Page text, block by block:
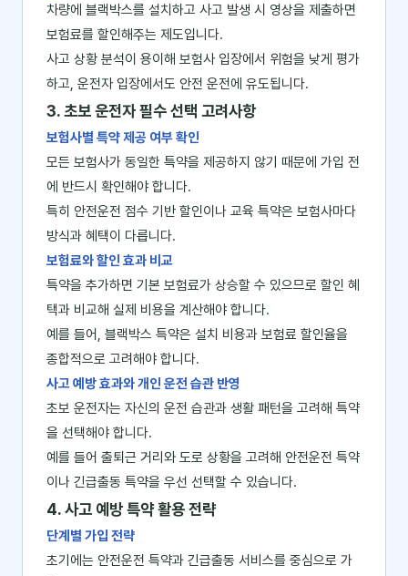
차량에 블랙박스를 설치하고 사고 발생 시 영상을 제출하면
보험료를 할인해주는 제도입니다.
사고 상황 분석이 용이해 보험사 입장에서 위험을 낮게 평가
하고, 운전자 입장에서도 안전 운전에 유도됩니다.
3. 초보 운전자 필수 선택 고려사항
보험사별 특약 제공 여부 확인
모든 보험사가 동일한 특약을 제공하지 않기 때문에 가입 전
에 반드시 확인해야 합니다.
특히 안전운전 점수 기반 할인이나 교육 특약은 보험사마다
방식과 혜택이 다릅니다.
보험료와 할인 효과 비교
특약을 추가하면 기본 보험료가 상승할 수 있으므로 할인 혜
택과 비교해 실제 비용을 계산해야 합니다.
예를 들어, 블랙박스 특약은 설치 비용과 보험료 할인율을
종합적으로 고려해야 합니다.
사고 예방 효과와 개인 운전 습관 반영
초보 운전자는 자신의 운전 습관과 생활 패턴을 고려해 특약
을 선택해야 합니다.
예를 들어 출퇴근 거리와 도로 상황을 고려해 안전운전 특약
이나 긴급출동 특약을 우선 선택할 수 있습니다.
4. 사고 예방 특약 활용 전략
단계별 가입 전략
초기에는 안전운전 특약과 긴급출동 서비스를 중심으로 가